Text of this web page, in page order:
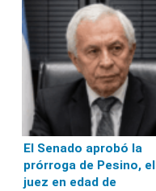
El Senado aprobó la
prórroga de Pesino, el
juez en edad de